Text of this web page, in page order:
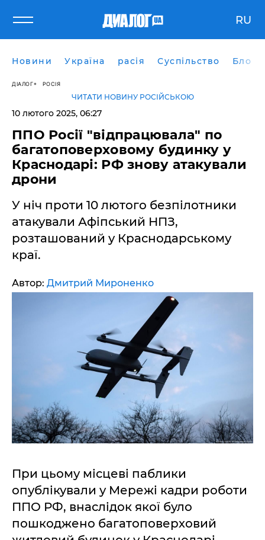
RU
Новини Україна расія Суспільство Блоги
ДІАЛОГ РОСІЯ
ЧИТАТИ НОВИНУ РОСІЙСЬКОЮ
10 лютого 2025, 06:27
ППО Росії "відпрацювала" по
багатоповерховому будинку у
Краснодарі: РФ знову атакували
дрони
У ніч проти 10 лютого безпілотники
атакували Афіпський НПЗ,
розташований у Краснодарському
краї.
Автор: Дмитрий Мироненко
При цьому місцеві паблики
опублікували у Мережі кадри роботи
ППО РФ, внаслідок якої було
пошкоджено багатоповерховий